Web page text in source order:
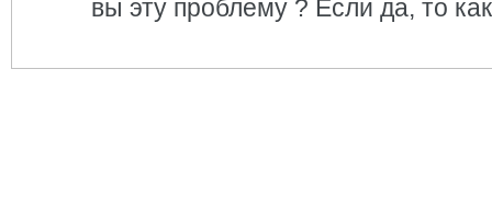
вы эту проблему ? Если да, то